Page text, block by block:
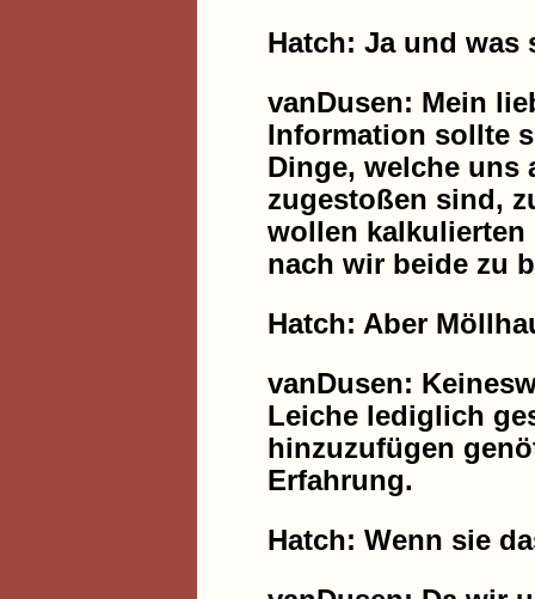
Hatch: Ja und was
vanDusen: Mein
Information sollte
Dinge, welche uns
zugestoßen sind,
wollen kalkulierten
nach wir beide zu
Hatch: Aber
vanDusen:
Leiche lediglich
hinzuzufügen
Erfahrung.
Hatch: Wenn sie